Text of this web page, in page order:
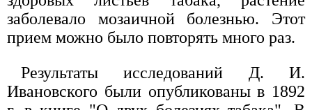
заболевало мозаичной болезнью. Этот
прием можно было повторять много раз.
Результаты исследований Д. И.
Ивановского были опубликованы в 1892